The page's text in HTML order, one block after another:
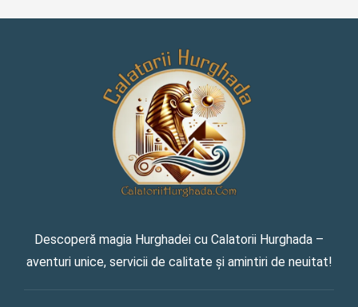
Descoperă magia Hurghadei cu Calatorii Hurghada –
aventuri unice, servicii de calitate și amintiri de neuitat!